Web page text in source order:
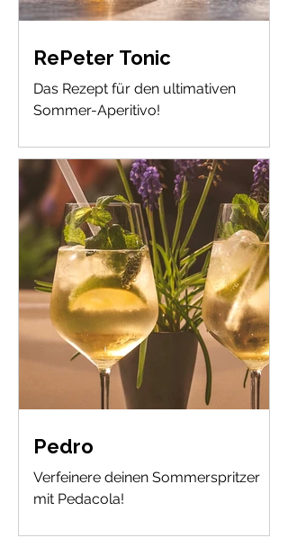
RePeter Tonic
Das Rezept für den ultimativen
Sommer-Aperitivo!
Pedro
Verfeinere deinen Sommerspritzer
mit Pedacola!